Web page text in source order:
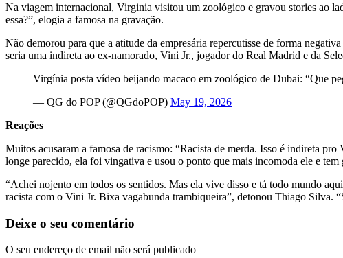
Na viagem internacional, Virginia visitou um zoológico e gravou stories ao
essa?”, elogia a famosa na gravação.
Não demorou para que a atitude da empresária repercutisse de forma
seria uma indireta ao ex-namorado, Vini Jr., jogador do Real Madrid e da
Virgínia posta vídeo beijando macaco em zoológico de Dubai: “Que
— QG do POP (@QGdoPOP) May 19, 2026
Reações
Muitos acusaram a famosa de racismo: “Racista de merda. Isso é indireta
longe parecido, ela foi vingativa e usou o ponto que mais incomoda ele e
“Achei nojento em todos os sentidos. Mas ela vive disso e tá todo mundo
racista com o Vini Jr. Bixa vagabunda trambiqueira”, detonou Thiago Silva.
Deixe o seu comentário
O seu endereço de email não será publicado